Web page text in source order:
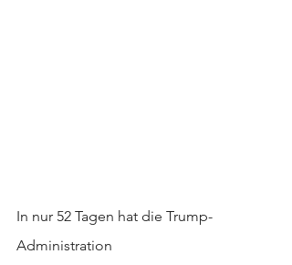
In nur 52 Tagen hat die Trump-
Administration